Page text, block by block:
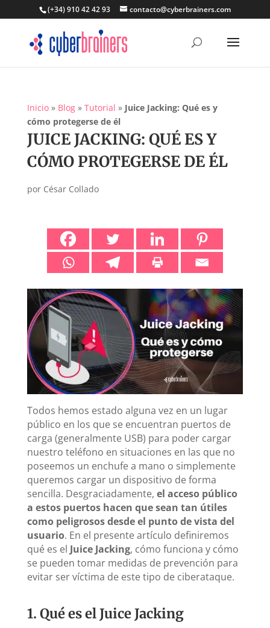
(+34) 910 42 42 93 contacto@cyberbrainers.com
Inicio» Blog» Tutorial » Juice Jacking: Qué es y
cómo protegerse de él
JUICE JACKING: QUÉ ES Y
CÓMO PROTEGERSE DE ÉL
por César Collado
Todos hemos estado alguna vez en un lugar
público en los que se encuentran puertos de
carga (generalmente USB) para poder cargar
nuestro teléfono en situaciones en las que no
poseemos un enchufe a mano o simplemente
queremos cargar un dispositivo de forma
sencilla. Desgraciadamente, el acceso público
a estos puertos hacen que sean tan útiles
como peligrosos desde el punto de vista del
usuario. En el presente artículo definiremos
qué es el Juice Jacking, cómo funciona y cómo
se pueden tomar medidas de prevención para
evitar ser víctima de este tipo de ciberataque.
1. Qué es el Juice Jacking